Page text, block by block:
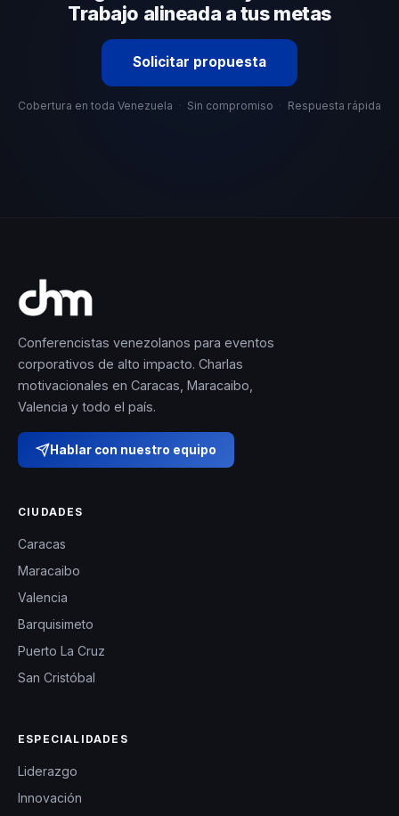
Trabajo alineada a tus metas
Solicitar propuesta
Cobertura en toda Venezuela · Sin compromiso · Respuesta rápida
Conferencistas venezolanos para eventos
corporativos de alto impacto. Charlas
motivacionales en Caracas, Maracaibo,
Valencia y todo el país.
Hablar con nuestro equipo
CIUDADES
Caracas
Maracaibo
Valencia
Barquisimeto
Puerto La Cruz
San Cristóbal
ESPECIALIDADES
Liderazgo
Innovación